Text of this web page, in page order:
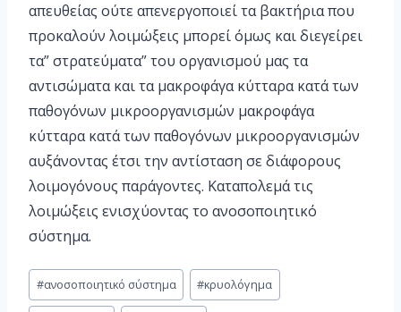
απευθείας ούτε απενεργοποιεί τα βακτήρια που
προκαλούν λοιμώξεις μπορεί όμως και διεγείρει
τα” στρατεύματα” του οργανισμού μας τα
αντισώματα και τα μακροφάγα κύτταρα κατά των
παθογόνων μικροοργανισμών μακροφάγα
κύτταρα κατά των παθογόνων μικροοργανισμών
αυξάνοντας έτσι την αντίσταση σε διάφορους
λοιμογόνους παράγοντες. Καταπολεμά τις
λοιμώξεις ενισχύοντας το ανοσοποιητικό
σύστημα.
#ανοσοποιητικό σύστημα #κρυολόγημα